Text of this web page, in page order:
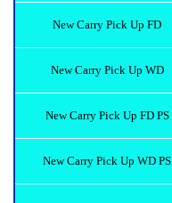
New Carry Pick Up FD
New Carry Pick Up WD
New Carry Pick Up FD PS
New Carry Pick Up WD PS